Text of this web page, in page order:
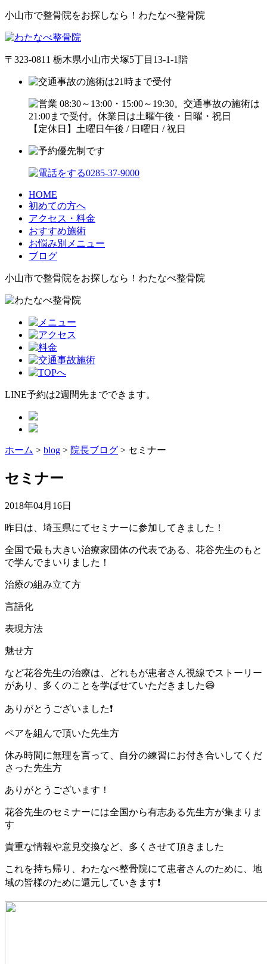
小山市で整骨院をお探しなら！わたなべ整骨院
〒323-0811 栃木県小山市犬塚5丁目13-1-1階
【定休日】土曜日午後 / 日曜日 / 祝日
HOME
初めての方へ
アクセス・料金
おすすめ施術
お悩み別メニュー
ブログ
小山市で整骨院をお探しなら！わたなべ整骨院
LINE予約は2週間先までできます。
ホーム > blog > 院長ブログ > セミナー
セミナー
2018年04月16日
昨日は、埼玉県にてセミナーに参加してきました！
全国で最も大きい治療家団体の代表である、花谷先生のもと
で学んでまいりました！
治療の組み立て方
言語化
表現方法
魅せ方
など花谷先生の治療は、どれもが患者さん視線でストーリー
があり、多くのことを学ばせていただきました😄
ありがとうございました❗️
ペアを組んで頂いた先生方
休み時間に無理を言って、自分の練習にお付き合いしてくだ
さった先生方
ありがとうございます！
花谷先生のセミナーには全国から有志ある先生方が集まりま
す
貴重な情報や意見交換など、多くさせて頂きました
これを持ち帰り、わたなべ整骨院にて患者さんのために、地
域の皆様のために還元していきます❗️